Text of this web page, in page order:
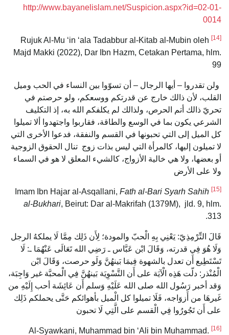
http://www.bayanelislam.net/Suspicion.aspx?id=02-01-
0014
[14]
Rujuk Al-Mu ‘in ‘ala Tadabbur al-Kitab al-Mubin oleh
Majd Makki (2022), Dar Ibn Hazm, Cetakan Pertama, hlm.
99
ولن تقدروا – أيها الرجال – أن تسوّوا بين النساء في الحب وميل
القلب، لأن ذالك خارج عن قدرتكم ووسعكم، ولو حرصتم في
تحريّ ذالك أتم الحرص، ولذالك لم يكلفكم الله به، إذ التكليف
الشرعي يكون بما في الوسع والطاقة، فقاربوا واجتهدوا ألا تميلوا
كل الميل إلى التي تحبونها في القسم والنفقة، فدعوا الأخرى التي
لا تميلون إليها، كالمرأة التي ليس بذات زوج تنال الحقوق الزوجية
أو بعضها، ولا هي خالية الأزواج، كالشيء المعلق لا هو في السماء
ولا على الأرض
[15]
Fath al-Bari Syarh Sahih
al-Bukhari, Beirut: Dar al-Makrifah (1379M), jld. 9, hlm.
313.
قَالَ التِّرْمِذِيّ: يَعْنِي بِهِ الْحبّ والمودة؛ لِأَن ذَلِك مِمَّا لَا يملكهُ الرجل
وَلَا هُوَ فِي قدرته، وَقَالَ ابْن عَبَّاس ـ رَضِي الله تَعَالَى عَنْهُمَا ـ: لَا
تَسْتَطِيع أَن تعدل بالشهوة فِيمَا بَينهُنَّ وَلَو حرصت، وَقَالَ ابْن
الْمُنْذر: دلّت هَذِه الْآيَة على أَن التَّسْوِيَة بَينهُنَّ فِي الْمحبَّة غير وَاجِبَة،
وَقد أخبر رَسُول الله صلى الله عَلَيْهِ وَسلم أَن عَائِشَة أحب إِلَيْهِ من
غَيرهَا من أَزوَاجه، فَلَا تميلوا كل الْميل بأهوائكم حَتَّى يحملكم ذَلِك
على أَن تَجُورُوا فِي الْقسم على الَّتِي لَا تحبون
[16]
Al-Syawkani, Muhammad bin ‘Ali bin Muhammad.